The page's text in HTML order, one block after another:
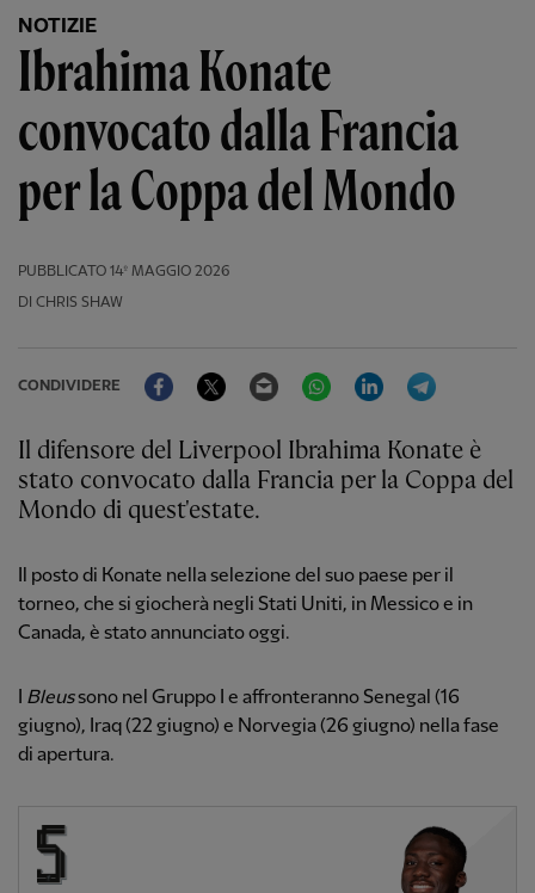
NOTIZIE
Ibrahima Konate
convocato dalla Francia
per la Coppa del Mondo
PUBBLICATO 14º MAGGIO 2026
DI CHRIS SHAW
CONDIVIDERE
FacebookTwitter Email WhatsAppLinkedIn
Il difensore del Liverpool Ibrahima Konate è
stato convocato dalla Francia per la Coppa del
Mondo di quest'estate.
Il posto di Konate nella selezione del suo paese per il
torneo, che si giocherà negli Stati Uniti, in Messico e in
Canada, è stato annunciato oggi.
Bleussono nel Gruppo I e affronteranno Senegal (16
giugno), Iraq (22 giugno) e Norvegia (26 giugno) nella fase
di apertura.